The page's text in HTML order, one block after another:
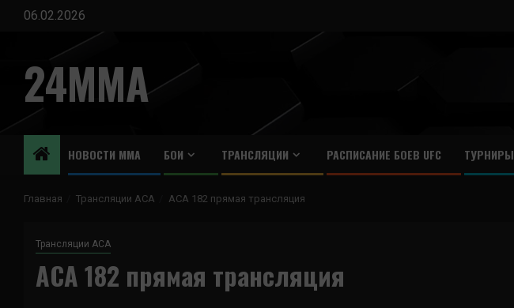
Перейти
содержимому
06.02.2026
24MMA
НОВОСТИ ММА БОИ ТРАНСЛЯЦИИ РАСПИСАНИЕ БОЕВ UFC ТУРНИРЫ
Главная Трансляции ACA ACA 182 прямая трансляция
Трансляции ACA
ACA 182 прямая трансляция